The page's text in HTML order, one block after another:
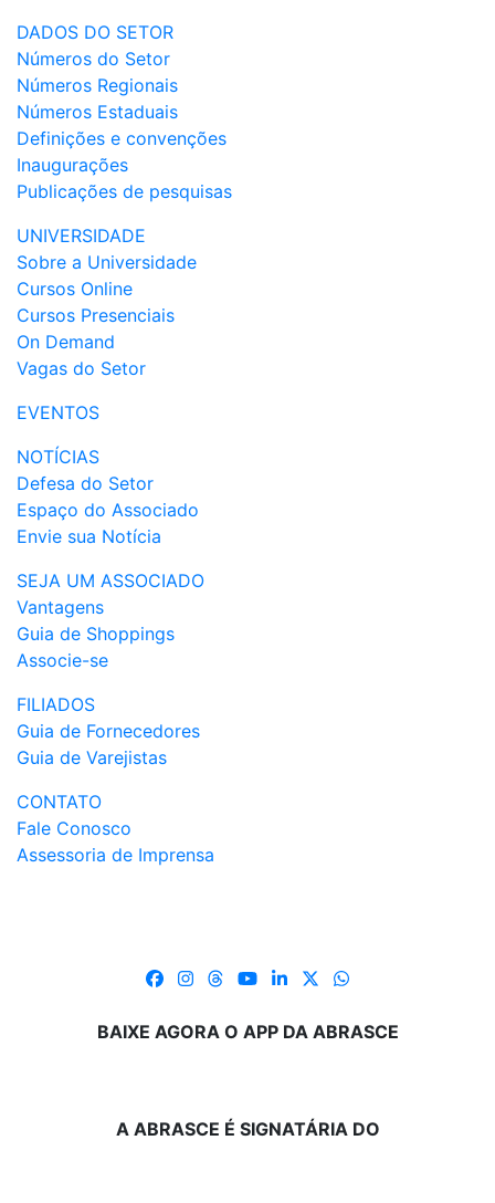
DADOS DO SETOR
Números do Setor
Números Regionais
Números Estaduais
Definições e convenções
Inaugurações
Publicações de pesquisas
UNIVERSIDADE
Sobre a Universidade
Cursos Online
Cursos Presenciais
On Demand
Vagas do Setor
EVENTOS
NOTÍCIAS
Defesa do Setor
Espaço do Associado
Envie sua Notícia
SEJA UM ASSOCIADO
Vantagens
Guia de Shoppings
Associe-se
FILIADOS
Guia de Fornecedores
Guia de Varejistas
CONTATO
Fale Conosco
Assessoria de Imprensa
BAIXE AGORA O APP DA ABRASCE
A ABRASCE É SIGNATÁRIA DO